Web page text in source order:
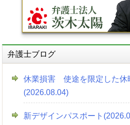
弁護士ブログ
休業損害 使途を限定した休
(2026.08.04)
新デザインパスポート